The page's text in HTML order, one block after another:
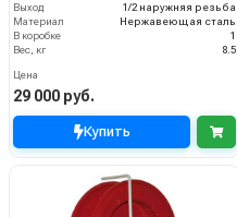
Выход
1/2 наружняя резьба
Материал
Нержавеющая сталь
В коробке
1
Вес, кг
8.5
Цена
29 000 руб.
Купить